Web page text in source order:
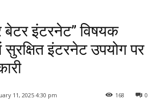
बेटर इंटरनेट” विषयक
सुरक्षित इंटरनेट उपयोग पर
11, 2025 4:30 pm 0
168